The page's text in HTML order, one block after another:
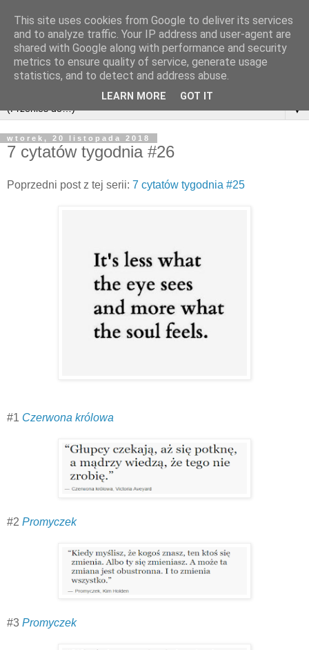
▼
wtorek, 20 listopada 2018
7 cytatów tygodnia #26
Poprzedni post z tej serii: 7 cytatów tygodnia #25
#1 Czerwona królowa
#2 Promyczek
#3 Promyczek
This site uses cookies from Google to deliver its services
and to analyze traffic. Your IP address and user-agent are
shared with Google along with performance and security
metrics to ensure quality of service, generate usage
statistics, and to detect and address abuse.
LEARN MORE GOT IT